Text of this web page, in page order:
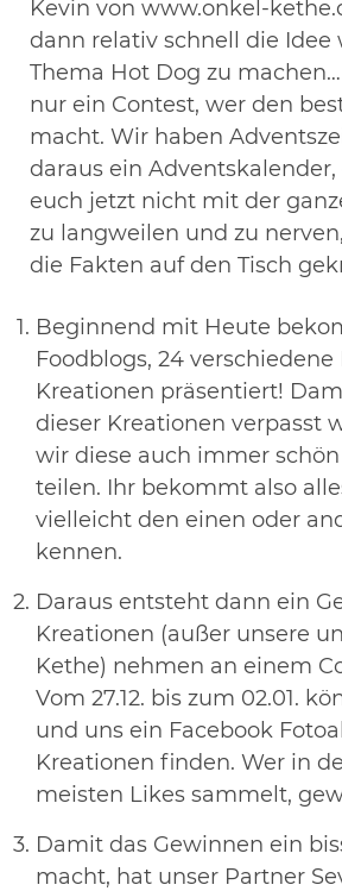
Kevin von www.onkel-
dann relativ schnell die Idee
Thema Hot Dog zu
nur ein Contest, wer den
macht. Wir haben
daraus ein
euch jetzt nicht mit der
zu langweilen und zu
die Fakten auf den Tisch
Beginnend mit Heute
Foodblogs, 24 verschiedene
Kreationen präsentiert!
dieser Kreationen verpasst
wir diese auch immer
teilen. Ihr bekommt also
vielleicht den einen oder
kennen.
Daraus entsteht dann ein
Kreationen (außer unsere
Kethe) nehmen an einem
Vom 27.12. bis zum 02.01.
und uns ein Facebook
Kreationen finden. Wer in
meisten Likes sammelt,
Damit das Gewinnen ein
macht, hat unser Partner